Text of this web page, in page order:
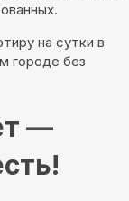
на сутки в
городе без
—